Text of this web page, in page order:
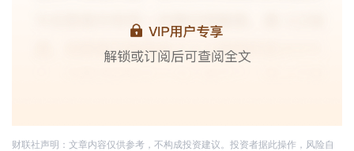
财联社声明：文章内容仅供参考，不构成投资建议。投资者据此操作，风险自